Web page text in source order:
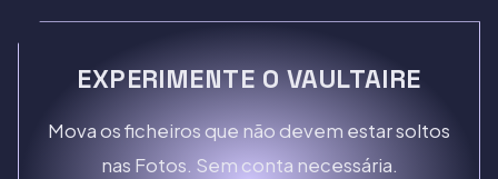
EXPERIMENTE O VAULTAIRE
Mova os ficheiros que não devem estar soltos
nas Fotos. Sem conta necessária.